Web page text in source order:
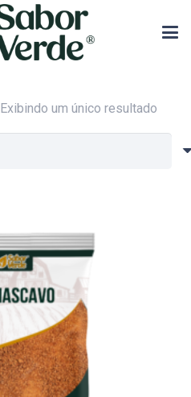
Exibindo um único resultado